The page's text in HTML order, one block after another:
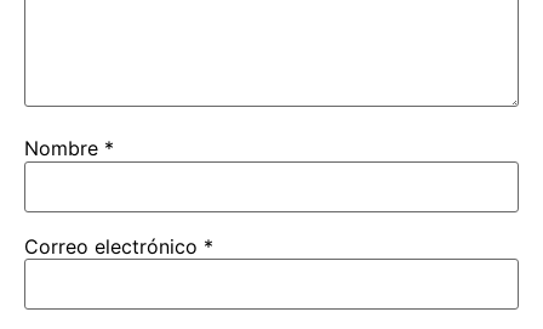
Nombre *
Correo electrónico *